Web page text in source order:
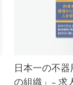
日本一の不
の組織」- 求